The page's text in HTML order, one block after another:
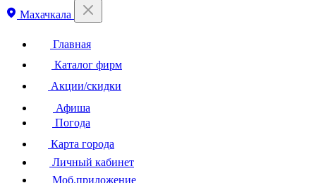
Махачкала
Главная
Каталог фирм
Акции/скидки
Афиша
Погода
Карта города
Личный кабинет
Моб.приложение